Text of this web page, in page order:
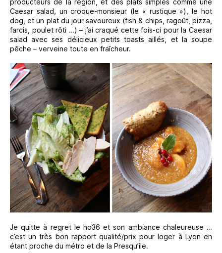
producteurs de la région, et des plats simples comme une
Caesar salad, un croque-monsieur (le « rustique »), le hot
dog, et un plat du jour savoureux (fish & chips, ragoût, pizza,
farcis, poulet rôti …) – j’ai craqué cette fois-ci pour la Caesar
salad avec ses délicieux petits toasts aillés, et la soupe
pêche – verveine toute en fraîcheur.
Je quitte à regret le ho36 et son ambiance chaleureuse …
c’est un très bon rapport qualité/prix pour loger à Lyon en
étant proche du métro et de la Presqu’île.